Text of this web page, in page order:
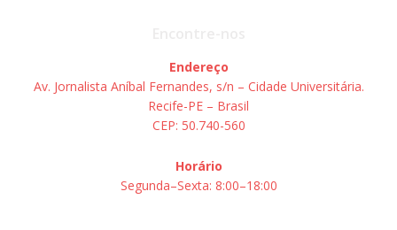
Endereço
Av. Jornalista Aníbal Fernandes, s/n – Cidade Universitária.
Recife-PE – Brasil
CEP: 50.740-560
Horário
Segunda–Sexta: 8:00–18:00